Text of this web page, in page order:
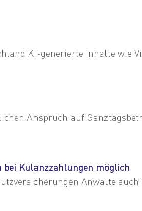
KI-generierte Inhalte wie
Anspruch auf
bei Kulanzzahlungen möglich
Anwälte